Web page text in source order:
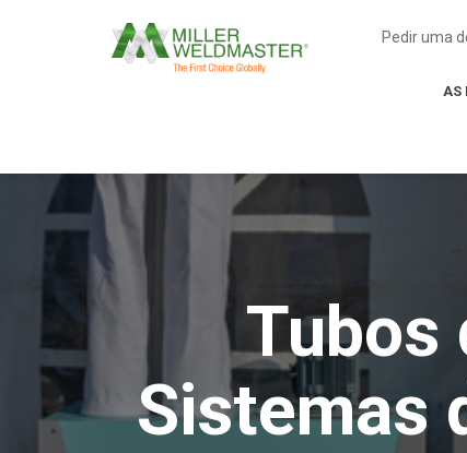
Pedir uma
AS
Tubos
Sistemas